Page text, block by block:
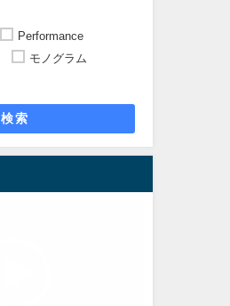
Performance
モノグラム
検索